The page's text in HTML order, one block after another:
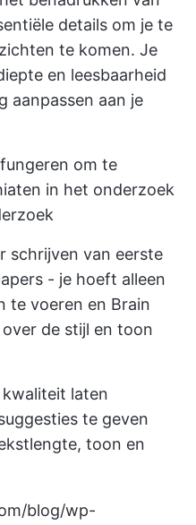
details om je te
te komen. Je
en leesbaarheid
aanpassen aan je
om te
in het onderzoek
schrijven van eerste
- je hoeft alleen
te voeren en Brain
de stijl en toon
laten
te geven
toon en
blog/wp-